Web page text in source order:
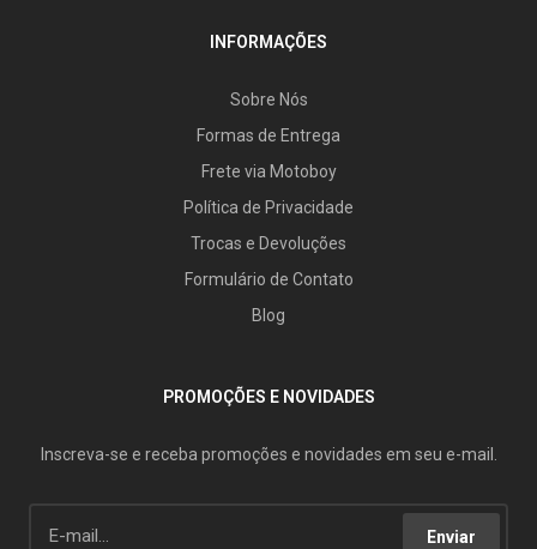
INFORMAÇÕES
Sobre Nós
Formas de Entrega
Frete via Motoboy
Política de Privacidade
Trocas e Devoluções
Formulário de Contato
Blog
PROMOÇÕES E NOVIDADES
Inscreva-se e receba promoções e novidades em seu e-mail.
Enviar